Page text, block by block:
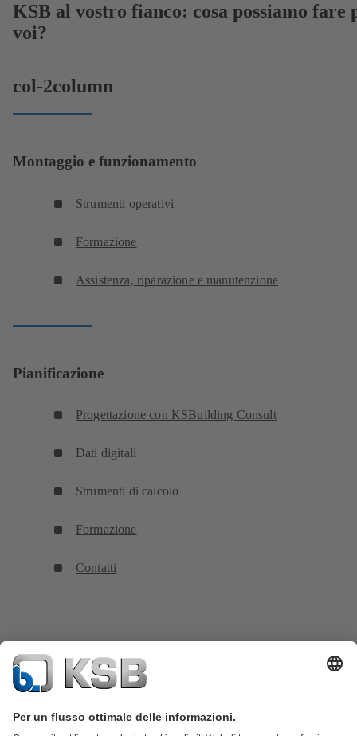
KSB al vostro fianco: cosa possiamo fare
voi?
col-2column
Montaggio e funzionamento
Strumenti operativi
Formazione
Assistenza, riparazione e manutenzione
Pianificazione
Progettazione con KSBuilding Consult
Dati digitali
Strumenti di calcolo
Formazione
Contatti